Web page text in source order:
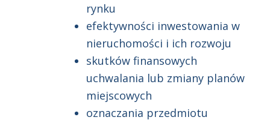
rynku
efektywności inwestowania w
nieruchomości i ich rozwoju
skutków finansowych
uchwalania lub zmiany planów
miejscowych
oznaczania przedmiotu